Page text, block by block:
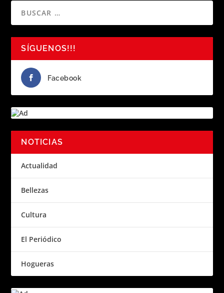
SÍGUENOS!!!
Facebook
NOTICIAS
Actualidad
Bellezas
Cultura
El Periódico
Hogueras